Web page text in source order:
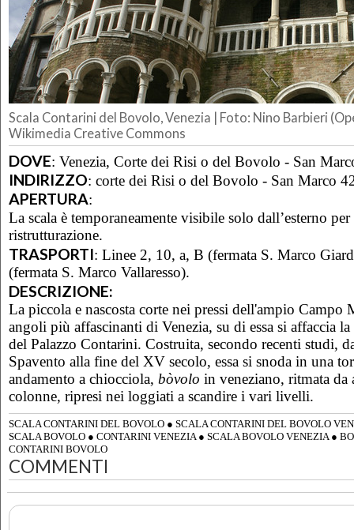
Scala Contarini del Bovolo, Venezia | Foto: Nino Barbieri
Wikimedia Creative Commons
DOVE: Venezia, Corte dei Risi o del Bovolo - San
INDIRIZZO: corte dei Risi o del Bovolo - San Marco
APERTURA:
La scala è temporaneamente visibile solo dall’esterno
ristrutturazione.
TRASPORTI: Linee 2, 10, a, B (fermata S. Marco
(fermata S. Marco Vallaresso).
DESCRIZIONE:
La piccola e nascosta corte nei pressi dell'ampio Campo
angoli più affascinanti di Venezia, su di essa si affaccia la
del Palazzo Contarini. Costruita, secondo recenti studi,
Spavento alla fine del XV secolo, essa si snoda in una
andamento a chiocciola, bòvolo in veneziano, ritmata da
colonne, ripresi nei loggiati a scandire i vari livelli.
SCALA CONTARINI DEL BOVOLO ● SCALA CONTARINI DEL BOVOLO
SCALA BOVOLO ● CONTARINI VENEZIA● SCALA BOVOLO VENEZIA●
CONTARINI BOVOLO
COMMENTI